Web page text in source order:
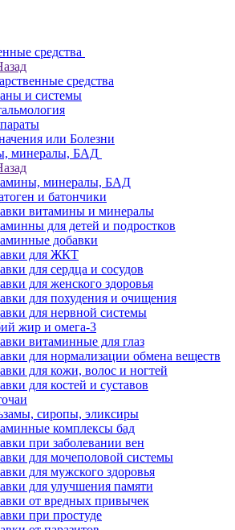
средства
средства
и системы
или Болезни
минералы, БАД
минералы, БАД
и батончики
витамины и минералы
для детей и подростков
добавки
для ЖКТ
для сердца и сосудов
для женского здоровья
для похудения и очищения
для нервной системы
жир и омега-3
витаминные для глаз
для нормализации обмена веществ
для кожи, волос и ногтей
для костей и суставов
сиропы, эликсиры
комплексы бад
при заболевании вен
для мочеполовой системы
для мужского здоровья
для улучшения памяти
от вредных привычек
при простуде